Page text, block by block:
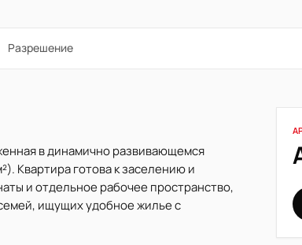
Разрешение
в динамично развивающемся
Квартира готова к заселению и
и отдельное рабочее пространство,
ищущих удобное жилье с